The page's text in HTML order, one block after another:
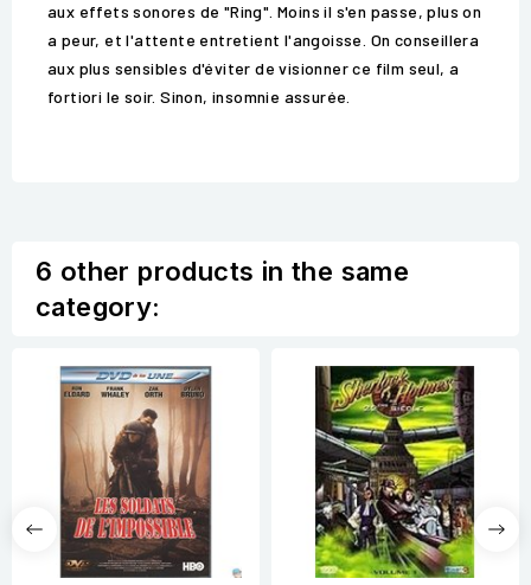
aux effets sonores de "Ring". Moins il s'en passe, plus on
a peur, et l'attente entretient l'angoisse. On conseillera
aux plus sensibles d'éviter de visionner ce film seul, a
fortiori le soir. Sinon, insomnie assurée.
6 other products in the same
category: